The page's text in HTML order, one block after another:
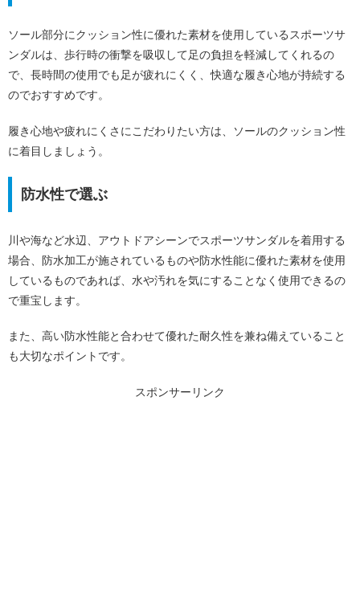
ソール部分にクッション性に優れた素材を使用しているスポーツサ
ンダルは、歩行時の衝撃を吸収して足の負担を軽減してくれるの
で、長時間の使用でも足が疲れにくく、快適な履き心地が持続する
のでおすすめです。
履き心地や疲れにくさにこだわりたい方は、ソールのクッション性
に着目しましょう。
防水性で選ぶ
川や海など水辺、アウトドアシーンでスポーツサンダルを着用する
場合、防水加工が施されているものや防水性能に優れた素材を使用
しているものであれば、水や汚れを気にすることなく使用できるの
で重宝します。
また、高い防水性能と合わせて優れた耐久性を兼ね備えていること
も大切なポイントです。
スポンサーリンク